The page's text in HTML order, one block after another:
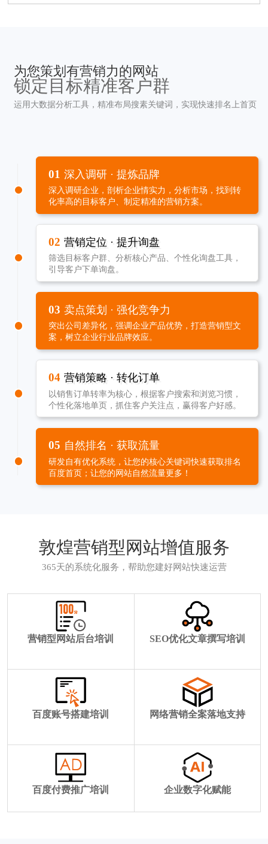
为您策划有营销力的网站
锁定目标精准客户群
运用大数据分析工具，精准布局搜素关键词，实现快速排名上首页
01 深入调研 · 提炼品牌
深入调研企业，剖析企业情实力，分析市场，找到转
化率高的目标客户、制定精准的营销方案。
02 营销定位 · 提升询盘
筛选目标客户群、分析核心产品、个性化询盘工具，
引导客户下单询盘。
03 卖点策划 · 强化竞争力
突出公司差异化，强调企业产品优势，打造营销型文
案，树立企业行业品牌效应。
04 营销策略 · 转化订单
以销售订单转率为核心，根据客户搜索和浏览习惯，
个性化落地单页，抓住客户关注点，赢得客户好感。
05 自然排名 · 获取流量
研发自有优化系统，让您的核心关键词快速获取排名
百度首页；让您的网站自然流量更多！
敦煌营销型网站增值服务
365天的系统化服务，帮助您建好网站快速运营
营销型网站后台培训 SEO优化文章撰写培训
百度账号搭建培训 网络营销全案落地支持
百度付费推广培训 企业数字化赋能